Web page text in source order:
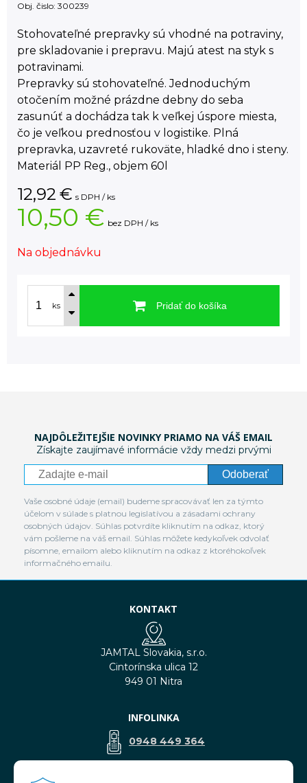
Obj. čislo: 300239
Stohovateľné prepravky sú vhodné na potraviny,
pre skladovanie i prepravu. Majú atest na styk s
potravinami.
Prepravky sú stohovateľné. Jednoduchým
otočením možné prázdne debny do seba
zasunúť a dochádza tak k veľkej úspore miesta,
čo je veľkou prednosťou v logistike. Plná
prepravka, uzavreté rukoväte, hladké dno i steny.
Materiál PP Reg., objem 60l
12,92 € s DPH / ks
10,50 € bez DPH / ks
Na objednávku
ks Pridať do košíka
NAJDÔLEŽITEJŠIE NOVINKY PRIAMO NA VÁŠ EMAIL
Získajte zaujímavé informácie vždy medzi prvými
Odoberať
Vaše osobné údaje (email) budeme spracovávať len za týmto
účelom v súlade s platnou legislatívou a zásadami ochrany
osobných údajov. Súhlas potvrdíte kliknutím na odkaz, ktorý
vám pošleme na váš email. Súhlas môžete kedykoľvek odvolať
písomne, emailom alebo kliknutím na odkaz z ktoréhokoľvek
informačného emailu.
KONTAKT
JAMTAL Slovakia, s.r.o.
Cintorínska ulica 12
949 01 Nitra
INFOLINKA
0948 449 364